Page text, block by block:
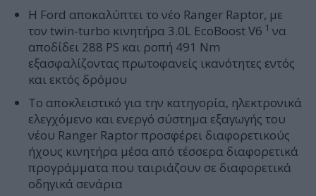
Η Ford αποκαλύπτει το νέο Ranger Raptor, με
τον twin-turbo κινητήρα 3.0L EcoBoost V6 1 να
αποδίδει 288 PS και ροπή 491 Nm
εξασφαλίζοντας πρωτοφανείς ικανότητες εντός
και εκτός δρόμου
Το αποκλειστικό για την κατηγορία, ηλεκτρονικά
ελεγχόμενο και ενεργό σύστημα εξαγωγής του
νέου Ranger Raptor προσφέρει διαφορετικούς
ήχους κινητήρα μέσα από τέσσερα διαφορετικά
προγράμματα που ταιριάζουν σε διαφορετικά
οδηγικά σενάρια